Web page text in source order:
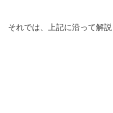
それでは、上記に沿って解説